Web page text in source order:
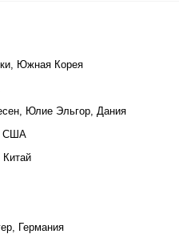
Южная Корея
Юлие Эльгор, Дания
США
Германия